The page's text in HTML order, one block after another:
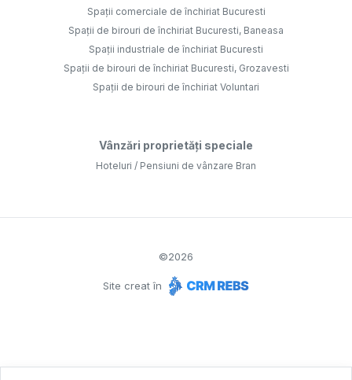
Spații comerciale de închiriat Bucuresti
Spații de birouri de închiriat Bucuresti, Baneasa
Spații industriale de închiriat Bucuresti
Spații de birouri de închiriat Bucuresti, Grozavesti
Spații de birouri de închiriat Voluntari
Vânzări proprietăți speciale
Hoteluri / Pensiuni de vânzare Bran
©2026
Site creat în